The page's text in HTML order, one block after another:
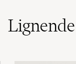
Lignende